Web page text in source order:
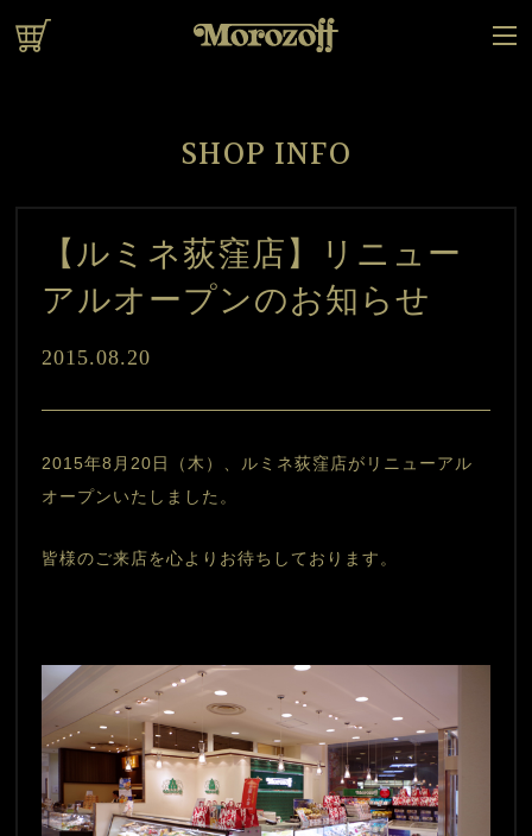
SHOP INFO
【ルミネ荻窪店】リニュー
アルオープンのお知らせ
2015.08.20
2015年8月20日（木）、ルミネ荻窪店がリニューアル
オープンいたしました。
皆様のご来店を心よりお待ちしております。